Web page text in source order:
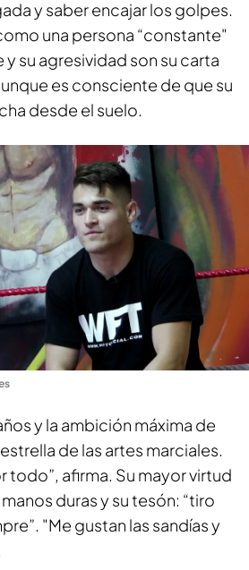
y saber encajar los golpes.
una persona “constante"
y su agresividad son su carta
es consciente de que su
desde el suelo.
y la ambición máxima de
de las artes marciales.
todo”, afirma. Su mayor virtud
duras y su tesón: “tiro
"Me gustan las sandías y